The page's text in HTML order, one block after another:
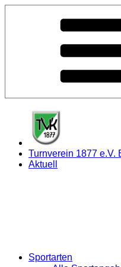
Turnverein 1877 e.V.
Aktuell
Sportarten